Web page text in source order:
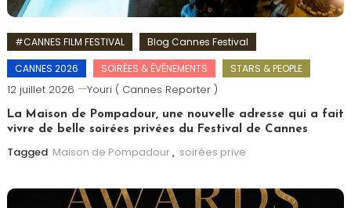
#CANNES FILM FESTIVAL
Blog Cannes Festival
CANNES 2026
SOIRÉES & ÉVÉNEMENTS STARS & PEOPLE
12 juillet 2026 Youri ( Cannes Reporter )
La Maison de Pompadour, une nouvelle adresse qui a fait
vivre de belle soirées privées du Festival de Cannes
Tagged Maison de Pompadour, soirées prive